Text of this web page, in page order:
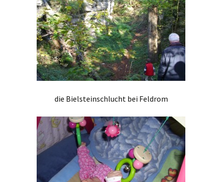
die Bielsteinschlucht bei Feldrom